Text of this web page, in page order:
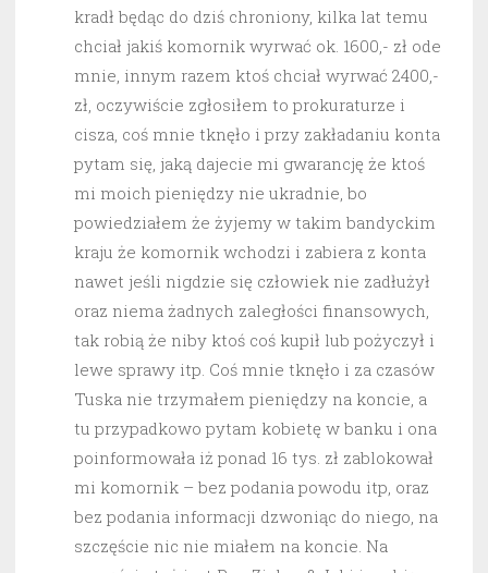
kradł będąc do dziś chroniony, kilka lat temu
chciał jakiś komornik wyrwać ok. 1600,- zł ode
mnie, innym razem ktoś chciał wyrwać 2400,-
zł, oczywiście zgłosiłem to prokuraturze i
cisza, coś mnie tknęło i przy zakładaniu konta
pytam się, jaką dajecie mi gwarancję że ktoś
mi moich pieniędzy nie ukradnie, bo
powiedziałem że żyjemy w takim bandyckim
kraju że komornik wchodzi i zabiera z konta
nawet jeśli nigdzie się człowiek nie zadłużył
oraz niema żadnych zaległości finansowych,
tak robią że niby ktoś coś kupił lub pożyczył i
lewe sprawy itp. Coś mnie tknęło i za czasów
Tuska nie trzymałem pieniędzy na koncie, a
tu przypadkowo pytam kobietę w banku i ona
poinformowała iż ponad 16 tys. zł zablokował
mi komornik – bez podania powodu itp, oraz
bez podania informacji dzwoniąc do niego, na
szczęście nic nie miałem na koncie. Na